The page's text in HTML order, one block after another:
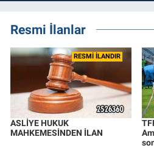
Resmi İlanlar
RESMİ İLANDIR
ASLİYE HUKUK
MAHKEMESİNDEN İLAN